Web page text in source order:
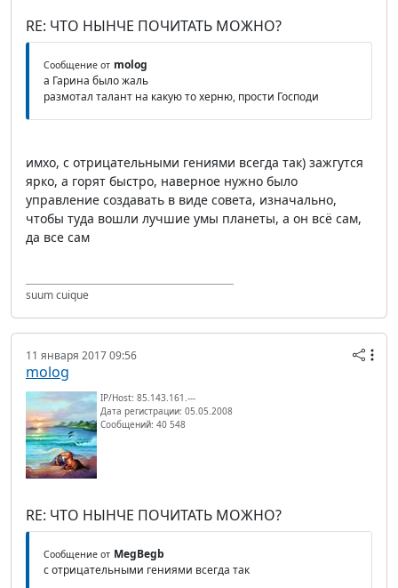
RE: ЧТО НЫНЧЕ ПОЧИТАТЬ МОЖНО?
Сообщение от molog
а Гарина было жаль
размотал талант на какую то херню, прости Господи
имхо, с отрицательными гениями всегда так) зажгутся
ярко, а горят быстро, наверное нужно было
управление создавать в виде совета, изначально,
чтобы туда вошли лучшие умы планеты, а он всё сам,
да все сам
suum cuique
11 января 2017 09:56
molog
IP/Host: 85.143.161.---
Дата регистрации: 05.05.2008
Сообщений: 40 548
RE: ЧТО НЫНЧЕ ПОЧИТАТЬ МОЖНО?
Сообщение от MegBegb
с отрицательными гениями всегда так